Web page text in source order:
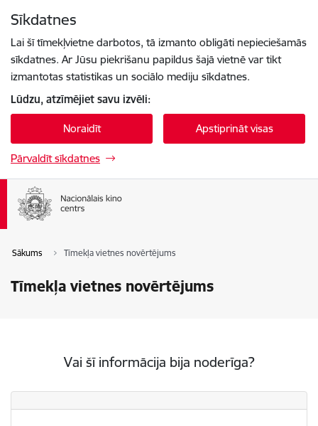
Sīkdatnes
Lai šī tīmekļvietne darbotos, tā izmanto obligāti nepieciešamās
sīkdatnes. Ar Jūsu piekrišanu papildus šajā vietnē var tikt
izmantotas statistikas un sociālo mediju sīkdatnes.
Lūdzu, atzīmējiet savu izvēli:
Noraidīt Apstiprināt visas
Pārvaldīt sīkdatnes
Sākums Tīmekļa vietnes novērtējums
Tīmekļa vietnes novērtējums
Vai šī informācija bija noderīga?
Vai šī informācija bija noderīga?